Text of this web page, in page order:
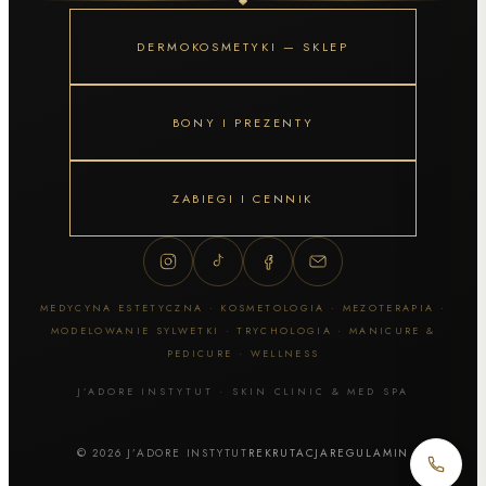
DERMOKOSMETYKI — SKLEP
BONY I PREZENTY
ZABIEGI I CENNIK
MEDYCYNA ESTETYCZNA · KOSMETOLOGIA · MEZOTERAPIA ·
MODELOWANIE SYLWETKI · TRYCHOLOGIA · MANICURE &
PEDICURE · WELLNESS
J’ADORE INSTYTUT · SKIN CLINIC & MED SPA
© 2026 J’ADORE INSTYTUT REKRUTACJA REGULAMIN